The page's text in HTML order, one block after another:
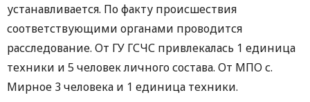
устанавливается. По факту происшествия
соответствующими органами проводится
расследование. От ГУ ГСЧС привлекалась 1 единица
техники и 5 человек личного состава. От МПО с.
Мирное 3 человека и 1 единица техники.